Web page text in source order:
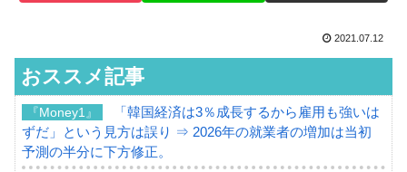
2021.07.12
おススメ記事
『Money1』
「韓国経済は3％成長するから雇用も強いは
ずだ」という見方は誤り ⇒ 2026年の就業者の増加は当初
予測の半分に下方修正。